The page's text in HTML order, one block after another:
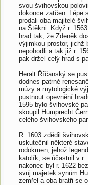
svou švihovskou
dokonce zatčen. Lépe
prodali oba majitelé
na Štěkni. Když r.
hrad tak, že Zdeněk
výjimkou prostor, jichž
nepohodli a tak již r.
pak držel celý hrad s
Heralt Říčanský se
dodnes patrné
múzy a mytologické
pustnout opevnění
1595 bylo švihovské
skoupil Humprecht
celého švihovského
R. 1603 zdědil
uskutečnil některé
rodokmen, jehož
katolík, se účastnil v r.
nakonec byl r. 1622
svůj majetek synům
zemřel a oba bratři se